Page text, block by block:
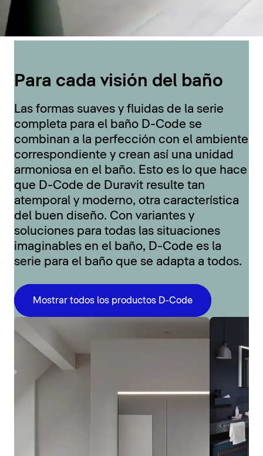
Para cada visión del baño
Las formas suaves y fluidas de la serie
completa para el baño D-Code se
combinan a la perfección con el ambiente
correspondiente y crean así una unidad
armoniosa en el baño. Esto es lo que hace
que D-Code de Duravit resulte tan
atemporal y moderno, otra característica
del buen diseño. Con variantes y
soluciones para todas las situaciones
imaginables en el baño, D-Code es la
serie para el baño que se adapta a todos.
Mostrar todos los productos D-Code